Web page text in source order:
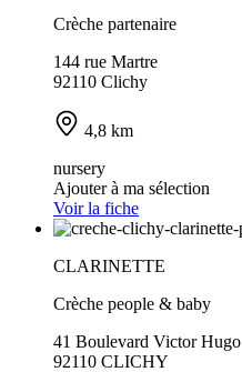
Crèche partenaire
144 rue Martre
92110 Clichy
4,8 km
nursery
Ajouter à ma sélection
Voir la fiche
CLARINETTE
Crèche people & baby
41 Boulevard Victor Hugo
92110 CLICHY